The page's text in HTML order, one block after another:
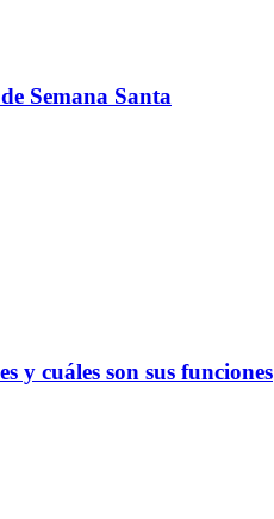
Semana Santa
y cuáles son sus funciones